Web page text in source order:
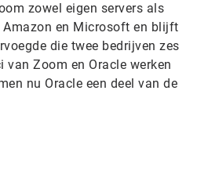
zowel eigen servers als
en Microsoft en blijft
die twee bedrijven zes
van Zoom en Oracle werken
nu Oracle een deel van de